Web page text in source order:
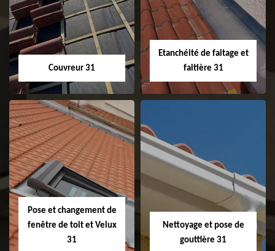
Couvreur 31
Couvreur 31
Etanchéité de faitage et
faitière 31
Etanchéité de
faitage et faitière
31
Pose et changement de
fenêtre de toit et Velux
31
Nettoyage et pose de
gouttière 31